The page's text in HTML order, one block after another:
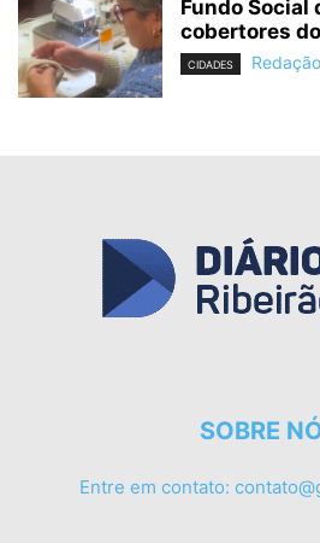
Fundo Social
cobertores
CIDADES Redação
SOBRE
Entre em contato: